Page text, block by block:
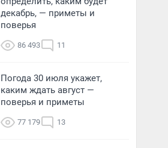
декабрь, — приметы и
поверья
86 493 11
Погода 30 июля укажет,
каким ждать август —
поверья и приметы
77 179 13